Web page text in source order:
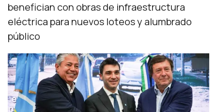
benefician con obras de infraestructura
eléctrica para nuevos loteos y alumbrado
público